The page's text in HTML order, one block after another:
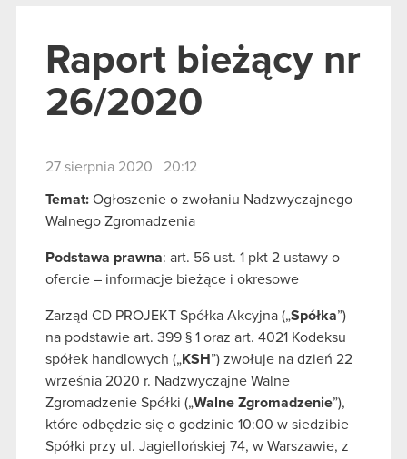
Raport bieżący nr
26/2020
27 sierpnia 2020 20:12
Temat: Ogłoszenie o zwołaniu Nadzwyczajnego
Walnego Zgromadzenia
Podstawa prawna: art. 56 ust. 1 pkt 2 ustawy o
ofercie – informacje bieżące i okresowe
Zarząd CD PROJEKT Spółka Akcyjna („Spółka”)
na podstawie art. 399 § 1 oraz art. 4021 Kodeksu
spółek handlowych („ KSH ”) zwołuje na dzień 22
września 2020 r. Nadzwyczajne Walne
Zgromadzenie Spółki („Walne Zgromadzenie”),
które odbędzie się o godzinie 10:00 w siedzibie
Spółki przy ul. Jagiellońskiej 74, w Warszawie, z